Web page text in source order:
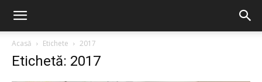
Acasă Etichete 2017
Etichetă: 2017